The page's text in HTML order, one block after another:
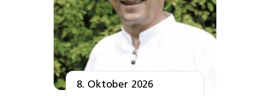
8. Oktober 2026